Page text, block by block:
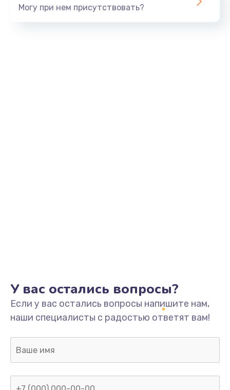
Могу при нем присутствовать?
У вас остались вопросы?
Если у вас остались вопросы напишите нам,
наши специалисты с радостью ответят вам!